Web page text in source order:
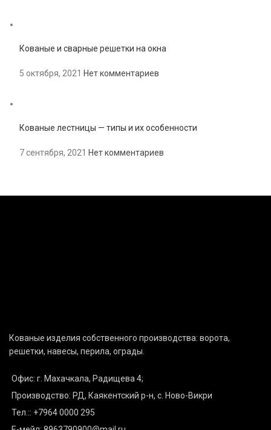
Кованые и сварные решетки на окна
5 октября, 2021 Нет комментариев
Кованые лестницы — типы и их особенности
7 сентября, 2021 Нет комментариев
Кованые изделия собственного производства: ворота,
решетки, навесы, перила, ограды.
Офис: г. Махачкала, Радищева 4;
Производство: РД, Каякентский р-н, с. Ново-Викри
Тел.:: +7964 0000 295